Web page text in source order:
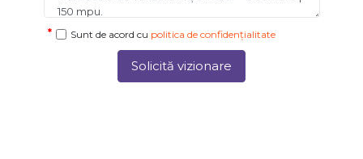
Sunt de acord cu politica de confidențialitate
Solicită vizionare